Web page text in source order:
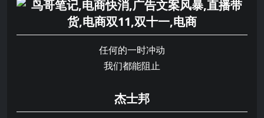
任何的一时冲动
我们都能阻止
杰士邦